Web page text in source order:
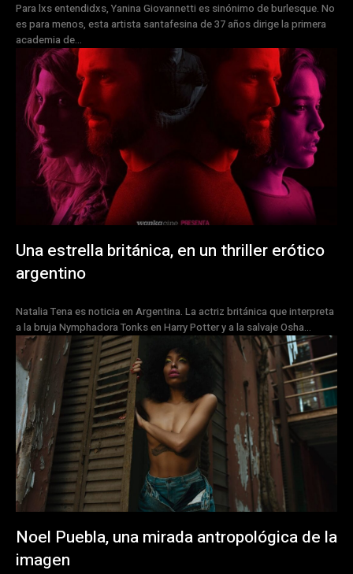
Para lxs entendidxs, Yanina Giovannetti es sinónimo de burlesque. No
es para menos, esta artista santafesina de 37 años dirige la primera
academia de...
Una estrella británica, en un thriller erótico
argentino
Natalia Tena es noticia en Argentina. La actriz británica que interpreta
a la bruja Nymphadora Tonks en Harry Potter y a la salvaje Osha...
Noel Puebla, una mirada antropológica de la
imagen